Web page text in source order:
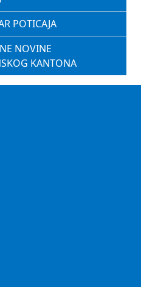
POTICAJA
NOVINE
KANTONA